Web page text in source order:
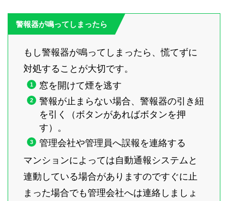
警報器が鳴ってしまったら
もし警報器が鳴ってしまったら、慌てずに
対処することが大切です。
窓を開けて煙を逃す
警報が止まらない場合、警報器の引き紐
を引く（ボタンがあればボタンを押
す）。
管理会社や管理員へ誤報を連絡する
マンションによっては自動通報システムと
連動している場合がありますのですぐに止
まった場合でも管理会社へは連絡しましょ